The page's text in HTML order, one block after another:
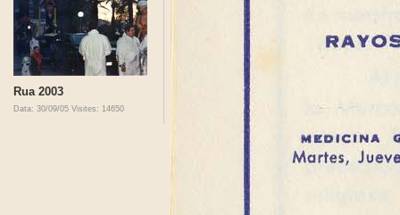
Rua 2003
Data: 30/09/05 Visites: 14650